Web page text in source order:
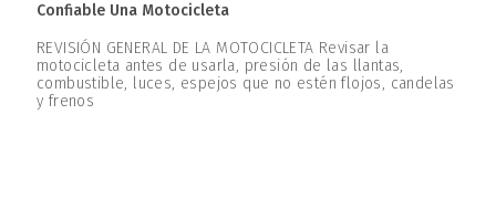
Confiable Una Motocicleta
REVISIÓN GENERAL DE LA MOTOCICLETA Revisar la
motocicleta antes de usarla, presión de las llantas,
combustible, luces, espejos que no estén flojos, candelas
y frenos